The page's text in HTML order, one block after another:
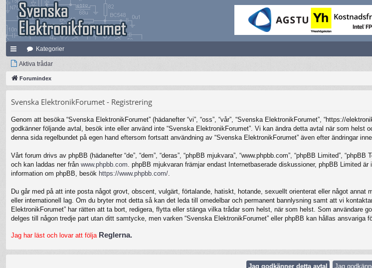
na
bb
ar
Kategorier
Aktiva trådar
Forumindex
Svenska ElektronikForumet - Registrering
Genom att besöka “Svenska ElektronikForumet” (hädanefter “vi”, “oss”, “vår”, “Svenska ElektronikForumet”, “https://
godkänner följande avtal, besök inte eller använd inte “Svenska ElektronikForumet”. Vi kan ändra detta avtal när som
denna sida regelbundet på egen hand eftersom fortsatt användning av “Svenska ElektronikForumet” även efter ändringar
Vårt forum drivs av phpBB (hädanefter “de”, “dem”, “deras”, “phpBB mjukvara”, “www.phpbb.com”, “phpBB Limited”,
och kan laddas ner från www.phpbb.com . phpBB mjukvaran främjar endast Internetbaserade diskussioner, phpBB Limited
information om phpBB, besök https://www.phpbb.com/
Du går med på att inte posta något grovt, obscent, vulgärt, förtalande, hatiskt, hotande, sexuellt orienterat eller något annat
eller internationell lag. Om du bryter mot detta så kan det leda till omedelbar och permanent bannlysning samt att vi
ElektronikForumet” har rätten att ta bort, redigera, flytta eller stänga vilka trådar som helst, när som helst. Som användare
delges till någon tredje part utan ditt samtycke, men varken “Svenska ElektronikForumet” eller phpBB kan hållas ansvariga
Jag har läst och lovar att följa Reglerna.